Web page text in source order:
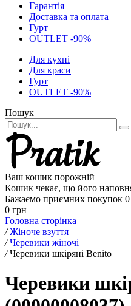
Гарантія
Доставка та оплата
Гурт
OUTLET -90%
Для кухні
Для краси
Гурт
OUTLET -90%
Пошук
Ваш кошик порожній
Кошик чекає, що його
Бажаємо приємних покупок 0
0 грн
Головна сторінка
/ Жіноче взуття
/ Черевики жіночі
/ Черевики шкіряні Benito
Черевики